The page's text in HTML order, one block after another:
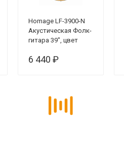
Homage LF-3900-N
Акустическая Фолк-
гитара 39", цвет
6 440 ₽